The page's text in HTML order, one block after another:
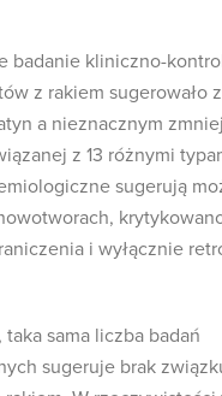
badanie kliniczno-
z rakiem sugerowało
a nieznacznym
z 13 różnymi
sugerują
i wyłącznie
taka sama liczba badań
sugeruje brak